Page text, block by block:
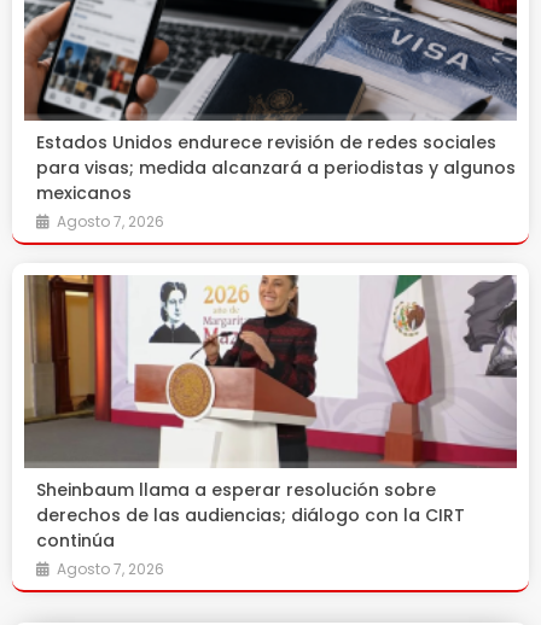
Estados Unidos endurece revisión de redes sociales
para visas; medida alcanzará a periodistas y algunos
mexicanos
Agosto 7, 2026
Sheinbaum llama a esperar resolución sobre
derechos de las audiencias; diálogo con la CIRT
continúa
Agosto 7, 2026